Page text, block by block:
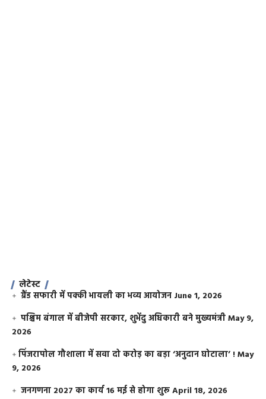
लेटेस्ट
ग्रैंड सफारी में पक्की भायली का भव्य आयोजन June 1, 2026
पश्चिम बंगाल में बीजेपी सरकार, शुभेंदु अधिकारी बने मुख्यमंत्रीMay 9,
2026
​पिंजरापोल गौशाला में सवा दो करोड़ का बड़ा ‘अनुदान घोटाला’ !May
9, 2026
जनगणना 2027 का कार्य 16 मई से होगा शुरूApril 18, 2026